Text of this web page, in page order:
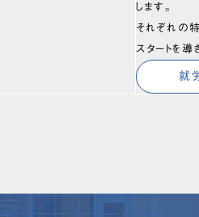
します。
それぞれの
スタートを導
就